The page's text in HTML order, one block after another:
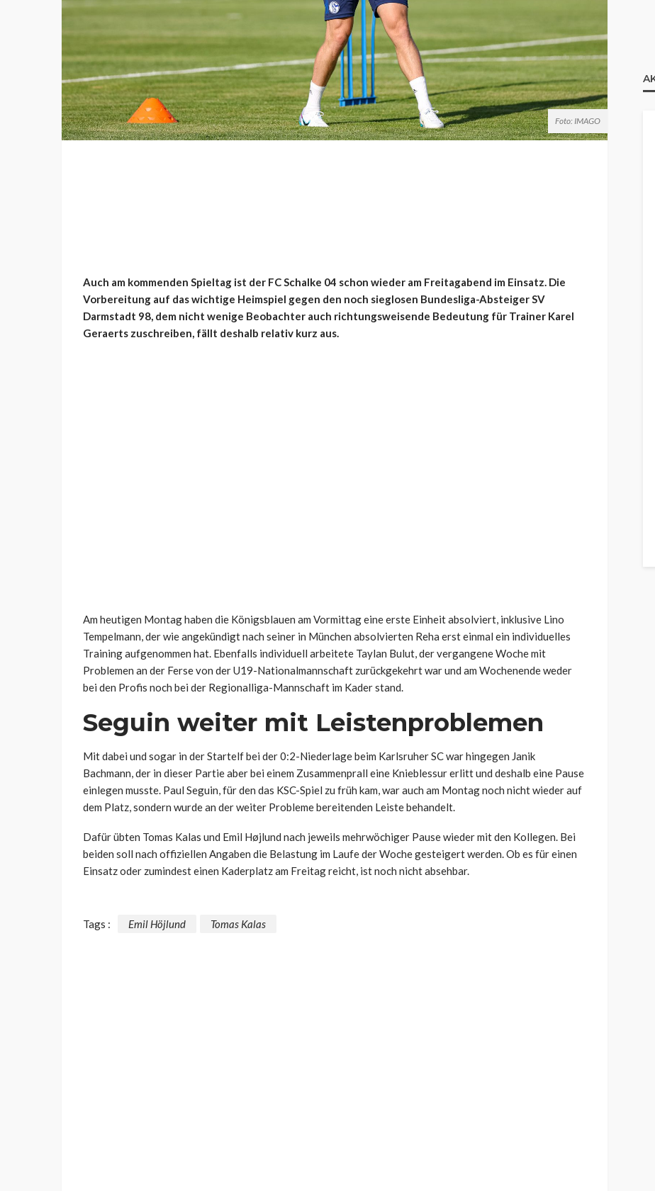
Foto: IMAGO
Auch am kommenden Spieltag ist der FC Schalke 04 schon wieder am Freitagabend im Einsatz. Die
Vorbereitung auf das wichtige Heimspiel gegen den noch sieglosen Bundesliga-Absteiger SV
Darmstadt 98, dem nicht wenige Beobachter auch richtungsweisende Bedeutung für Trainer Karel
Geraerts zuschreiben, fällt deshalb relativ kurz aus.
Am heutigen Montag haben die Königsblauen am Vormittag eine erste Einheit absolviert, inklusive Lino
Tempelmann, der wie angekündigt nach seiner in München absolvierten Reha erst einmal ein individuelles
Training aufgenommen hat. Ebenfalls individuell arbeitete Taylan Bulut, der vergangene Woche mit
Problemen an der Ferse von der U19-Nationalmannschaft zurückgekehrt war und am Wochenende weder
bei den Profis noch bei der Regionalliga-Mannschaft im Kader stand.
Seguin weiter mit Leistenproblemen
Mit dabei und sogar in der Startelf bei der 0:2-Niederlage beim Karlsruher SC war hingegen Janik
Bachmann, der in dieser Partie aber bei einem Zusammenprall eine Knieblessur erlitt und deshalb eine Pause
einlegen musste. Paul Seguin, für den das KSC-Spiel zu früh kam, war auch am Montag noch nicht wieder auf
dem Platz, sondern wurde an der weiter Probleme bereitenden Leiste behandelt.
Dafür übten Tomas Kalas und Emil Højlund nach jeweils mehrwöchiger Pause wieder mit den Kollegen. Bei
beiden soll nach offiziellen Angaben die Belastung im Laufe der Woche gesteigert werden. Ob es für einen
Einsatz oder zumindest einen Kaderplatz am Freitag reicht, ist noch nicht absehbar.
Tags : Emil Höjlund Tomas Kalas